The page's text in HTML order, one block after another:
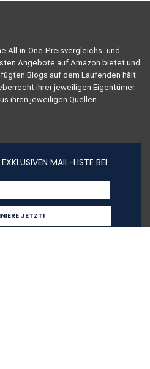
All-in-One-Preisvergleichs- und
Angebote auf Amazon bietet und
Blogs auf dem Laufenden hält.
ihrer jeweiligen Eigentümer.
ihren jeweiligen Quellen.
MAIL-LISTE BEI